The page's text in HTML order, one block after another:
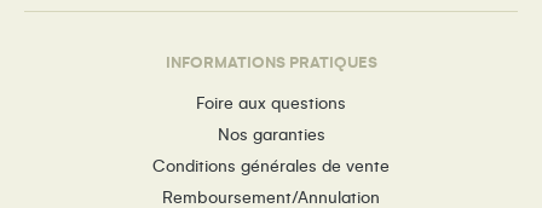
INFORMATIONS PRATIQUES
Foire aux questions
Nos garanties
Conditions générales de vente
Remboursement/Annulation